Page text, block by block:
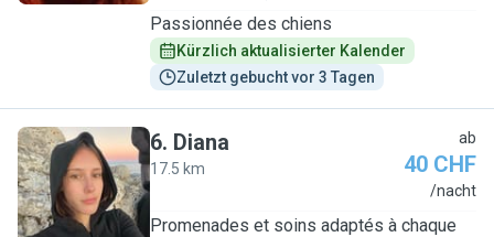
Passionnée des chiens
Kürzlich aktualisierter Kalender
Zuletzt gebucht vor 3 Tagen
D
6. Diana
17.5 km
ab
40 CHF
/nacht
Promenades et soins adaptés à chaque